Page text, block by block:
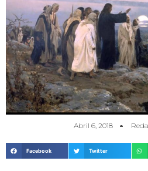
Abril 6, 2018
Facebook Twitter